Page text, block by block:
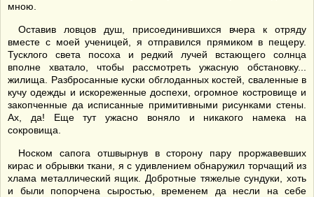
мною.
Оставив ловцов душ, присоединившихся вчера к отряду
вместе с моей ученицей, я отправился прямиком в пещеру.
Тусклого света посоха и редкий лучей встающего солнца
вполне хватало, чтобы рассмотреть ужасную обстановку...
жилища. Разбросанные куски обглоданных костей, сваленные в
кучу одежды и искореженные доспехи, огромное костровище и
закопченные да исписанные примитивными рисунками стены.
Ах, да! Еще тут ужасно воняло и никакого намека на
сокровища.
Носком сапога отшвырнув в сторону пару проржавевших
кирас и обрывки ткани, я с удивлением обнаружил торчащий из
хлама металлический ящик. Добротные тяжелые сундуки, хоть
и были попорчена сыростью, временем да несли на себе